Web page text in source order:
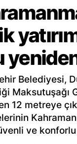
Belediyesi,
Maksutuşağı
12 metreye
ve